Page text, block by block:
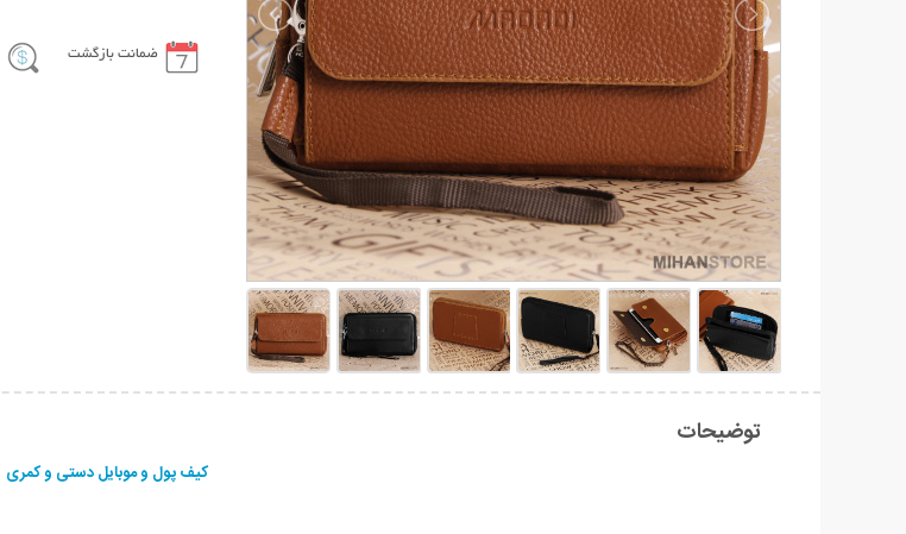
ضمانت بازگشت
توضیحات
کیف پول و موبایل دستی و کمری